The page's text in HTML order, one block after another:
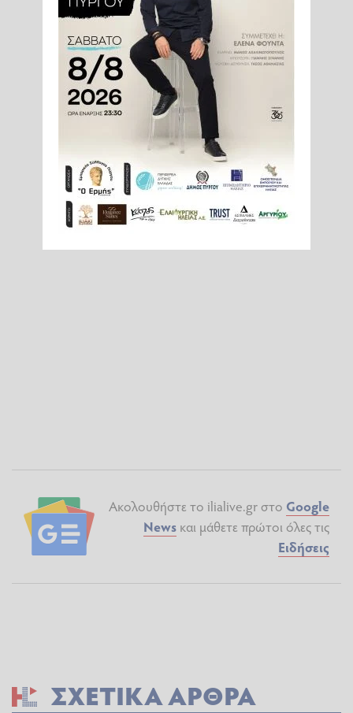
Ακολουθήστε το ilialive.gr στο Google
News και μάθετε πρώτοι όλες τις
Ειδήσεις
ΣΧΕΤΙΚΆ ΆΡΘΡΑ